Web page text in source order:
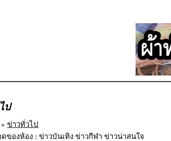
ป
» ข่าวทั่วไป
ดของห้อง : ข่าวบันเทิง ข่าวกีฬา ข่าวน่าสนใจ